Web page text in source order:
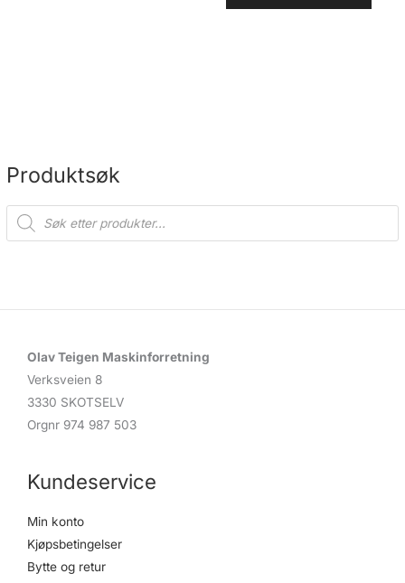
Produktsøk
P
d
Olav Teigen Maskinforretning
Verksveien 8
3330 SKOTSELV
Orgnr 974 987 503
Kundeservice
Min konto
Kjøpsbetingelser
Bytte og retur